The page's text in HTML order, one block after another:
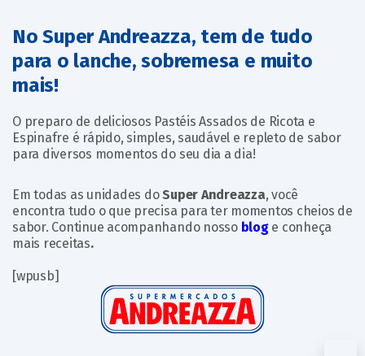
No Super Andreazza, tem de tudo
para o lanche, sobremesa e muito
mais!
O preparo de deliciosos Pastéis Assados de Ricota e
Espinafre é rápido, simples, saudável e repleto de sabor
para diversos momentos do seu dia a dia!
Em todas as unidades doSuper Andreazza, você
encontra tudo o que precisa para ter momentos cheios de
sabor. Continue acompanhando nosso bloge conheça
mais receitas.
[wpusb]